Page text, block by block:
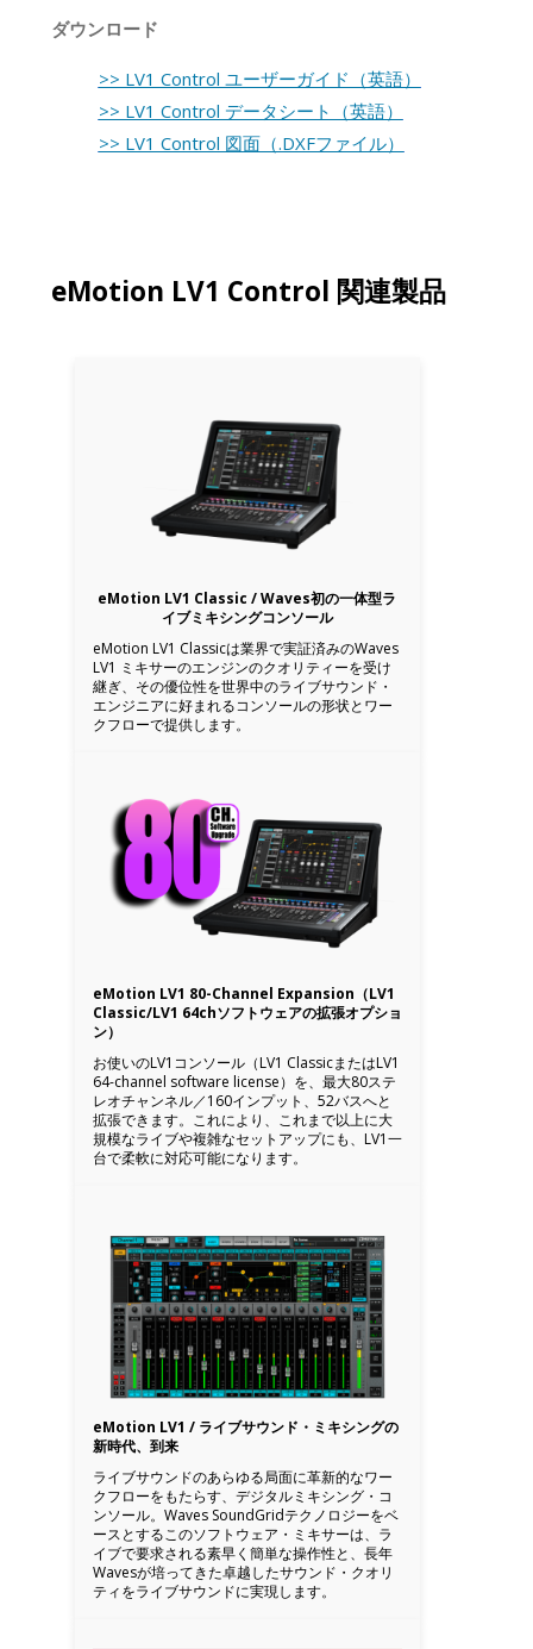
ダウンロード
>> LV1 Control ユーザーガイド（英語）
>> LV1 Control データシート（英語）
>> LV1 Control 図面（.DXFファイル）
eMotion LV1 Control 関連製品
eMotion LV1 Classic / Waves初の一体型ラ
イブミキシングコンソール
eMotion LV1 Classicは業界で実証済みのWaves
LV1 ミキサーのエンジンのクオリティーを受け
継ぎ、その優位性を世界中のライブサウンド・
エンジニアに好まれるコンソールの形状とワー
クフローで提供します。
eMotion LV1 80-Channel Expansion（LV1
Classic/LV1 64chソフトウェアの拡張オプショ
ン）
お使いのLV1コンソール（LV1 ClassicまたはLV1
64-channel software license）を、最大80ステ
レオチャンネル／160インプット、52バスへと
拡張できます。これにより、これまで以上に大
規模なライブや複雑なセットアップにも、LV1一
台で柔軟に対応可能になります。
eMotion LV1 / ライブサウンド・ミキシングの
新時代、到来
ライブサウンドのあらゆる局面に革新的なワー
クフローをもたらす、デジタルミキシング・コ
ンソール。Waves SoundGridテクノロジーをベ
ースとするこのソフトウェア・ミキサーは、ラ
イブで要求される素早く簡単な操作性と、長年
Wavesが培ってきた卓越したサウンド・クオリ
ティをライブサウンドに実現します。